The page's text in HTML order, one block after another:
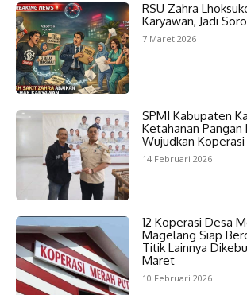
RSU Zahra
Karyawan, Jadi
7 Maret 2026
SPMI Kabupaten
Ketahanan Pangan
Wujudkan Koperasi
14 Februari 2026
12 Koperasi Desa
Magelang Siap
Titik Lainnya
Maret
10 Februari 2026